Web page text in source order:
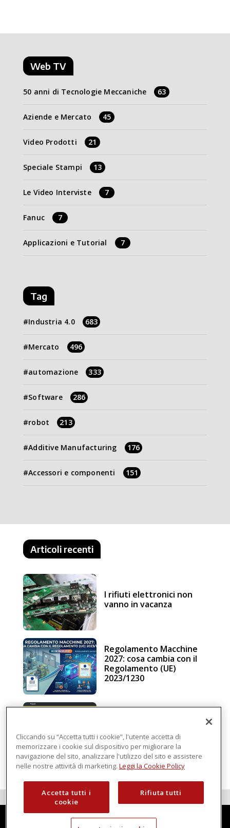
Web TV
50 anni di Tecnologie Meccaniche 63
Aziende e Mercato 45
Video Prodotti 21
Speciale Stampi 13
Le Video Interviste 7
Fanuc 7
Applicazioni e Tutorial 7
Tag
Industria 4.0 683
Mercato 496
automazione 333
Software 286
robot 213
Additive Manufacturing 176
Accessori e componenti 151
Articoli recenti
I rifiuti elettronici non
vanno in vacanza
Regolamento Macchine
2027: cosa cambia con il
Regolamento (UE)
2023/1230
intelligenza in cloud
Cliccando su “Accetta tutti i cookie”, l'utente accetta di
memorizzare i cookie sul dispositivo per migliorare la
navigazione del sito, analizzare l'utilizzo del sito e assistere
nelle nostre attività di marketing. Leggi la Cookie Policy
Accetta tutti i
cookie
Rifiuta tutti